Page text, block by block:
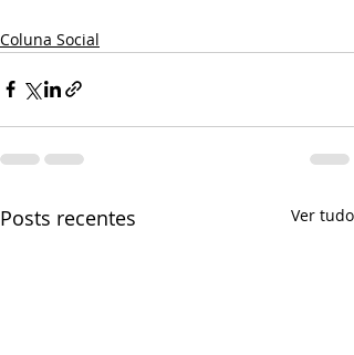
Coluna Social
Posts recentes Ver tudo